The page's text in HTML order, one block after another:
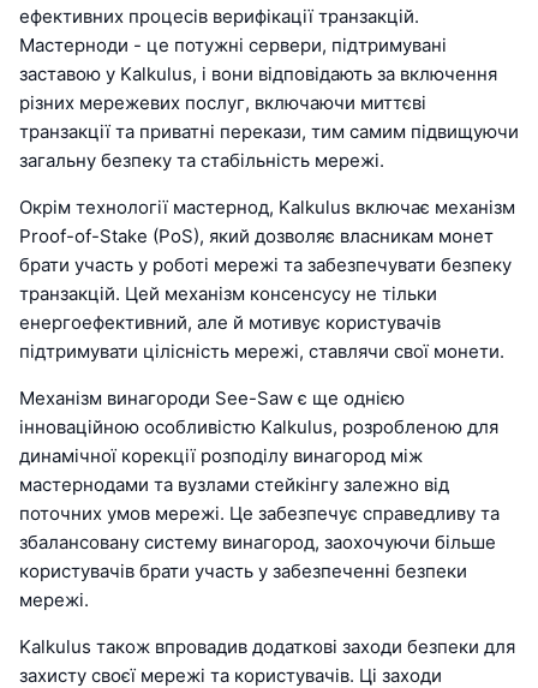
ефективних процесів верифікації транзакцій.
Мастерноди - це потужні сервери, підтримувані
заставою у Kalkulus, і вони відповідають за включення
різних мережевих послуг, включаючи миттєві
транзакції та приватні перекази, тим самим підвищуючи
загальну безпеку та стабільність мережі.
Окрім технології мастернод, Kalkulus включає механізм
Proof-of-Stake (PoS), який дозволяє власникам монет
брати участь у роботі мережі та забезпечувати безпеку
транзакцій. Цей механізм консенсусу не тільки
енергоефективний, але й мотивує користувачів
підтримувати цілісність мережі, ставлячи свої монети.
Механізм винагороди See-Saw є ще однією
інноваційною особливістю Kalkulus, розробленою для
динамічної корекції розподілу винагород між
мастернодами та вузлами стейкінгу залежно від
поточних умов мережі. Це забезпечує справедливу та
збалансовану систему винагород, заохочуючи більше
користувачів брати участь у забезпеченні безпеки
мережі.
Kalkulus також впровадив додаткові заходи безпеки для
захисту своєї мережі та користувачів. Ці заходи